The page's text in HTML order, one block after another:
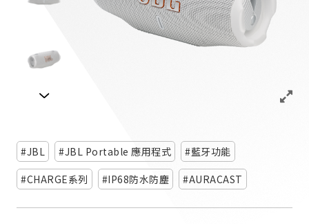
請選擇商品分類
請選擇分類
家用
活動
JBL JBL Portable 應用程式
藍牙功能
CHARGE系列
IP68防水防塵 AURACAST